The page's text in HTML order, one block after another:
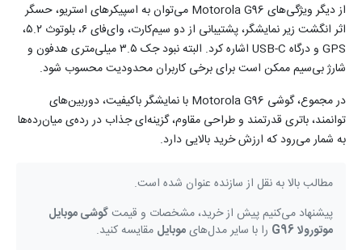
از دیگر ویژگی‌های Motorola G96 می‌توان به اسپیکرهای استریو، حسگر
اثر انگشت زیر نمایشگر، پشتیبانی از دو سیم‌کارت، وای‌فای ۶، بلوتوث ۵.۲،
GPS و درگاه USB-C اشاره کرد. البته نبود جک ۳.۵ میلی‌متری هدفون و
شارژ بی‌سیم ممکن است برای برخی کاربران محدودیت محسوب شود.
در مجموع، گوشی Motorola G96 با نمایشگر باکیفیت، دوربین‌های
توانمند، باتری قدرتمند و طراحی مقاوم، گزینه‌ای جذاب در رده‌ی میان‌رده‌ها
به شمار می‌رود که ارزش خرید بالایی دارد.
مطالب بالا به نقل از سازنده عنوان شده است.
پیشنهاد می‌کنیم پیش از خرید، مشخصات و قیمتگوشی موبایل
موتورولا G96
را با سایر مدل‌هایموبایل مقایسه کنید.